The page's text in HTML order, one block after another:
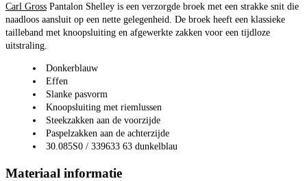
Carl Gross Pantalon Shelley is een verzorgde broek met een strakke snit die
naadloos aansluit op een nette gelegenheid. De broek heeft een klassieke
tailleband met knoopsluiting en afgewerkte zakken voor een tijdloze
uitstraling.
Donkerblauw
Effen
Slanke pasvorm
Knoopsluiting met riemlussen
Steekzakken aan de voorzijde
Paspelzakken aan de achterzijde
30.085S0 / 339633 63 dunkelblau
Materiaal informatie